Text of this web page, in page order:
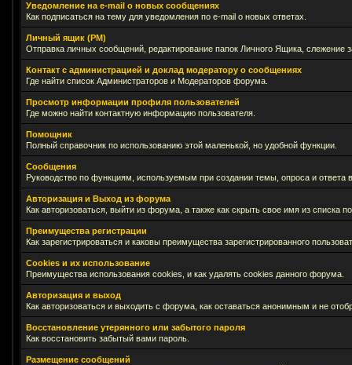
Уведомление на e-mail о новых сообщениях
Как подписаться на тему для уведомления по e-mail о новых ответах.
Личный ящик (PM)
Отправка личных сообщений, редактирование папок Личного Ящика,
Контакт с администрацией и доклад модератору о сообщениях
Где найти список Администраторов и Модераторов форума.
Просмотр информации профиля пользователей
Где можно найти контактную информацию пользователя.
Помощник
Полный справочник по использованию этой маленькой, но удобной функции.
Сообщения
Руководство по функциям, используемым при создании темы, опроса и ответа
Авторизация и Выход из форума
Как авторизоваться, выйти из форума, а также как скрыть свое имя из списка
Преимущества регистрации
Как зарегистрироваться и каковы преимущества зарегистрированного
Cookies и их использование
Преимущества использования cookies, и как удалять cookies данного форума.
Авторизация и выход
Как авторизоваться и выходить с форума, как оставаться анонимным и не
Восстановление утерянного или забытого пароля
Как восстановить забытый вами пароль.
Размещение сообщений